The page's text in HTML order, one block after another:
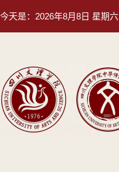
今天是： 2026年8月8日 星期六